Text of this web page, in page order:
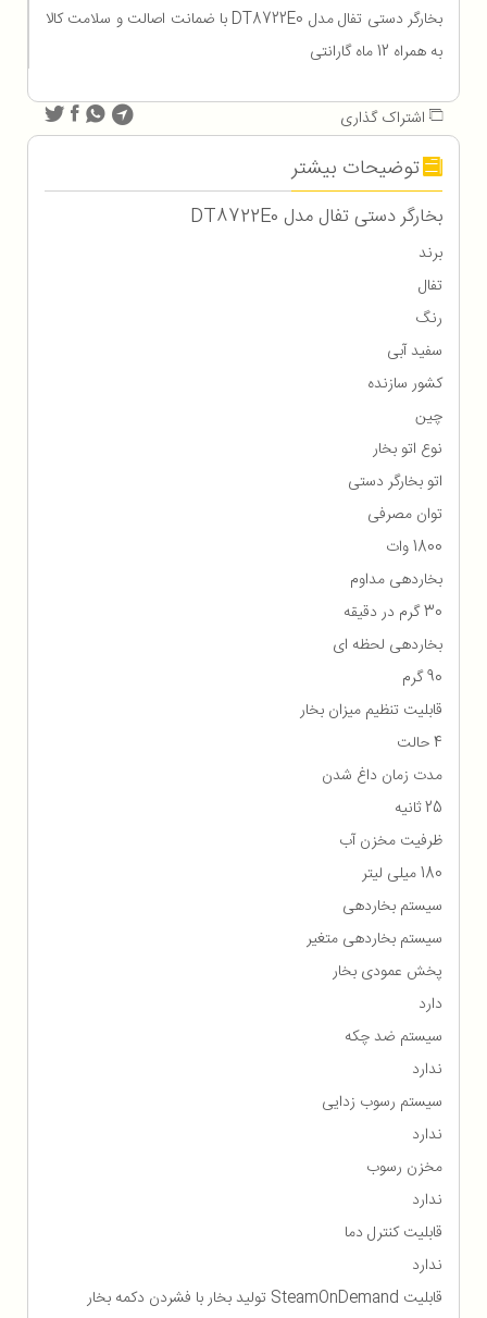
بخارگر دستی تفال مدل DT8722E0 با ضمانت اصالت و سلامت کالا
به همراه 12 ماه گارانتی
اشتراک گذاری
توضیحات بیشتر
بخارگر دستی تفال مدل DT8722E0
برند
تفال
رنگ
سفید آبی
کشور سازنده
چین
نوع اتو بخار
اتو بخارگر دستی
توان مصرفی
1800 وات
بخاردهی مداوم
30 گرم در دقیقه
بخاردهی لحظه ای
90 گرم
قابلیت تنظیم میزان بخار
4 حالت
مدت زمان داغ شدن
25 ثانیه
ظرفیت مخزن آب
180 میلی لیتر
سیستم بخاردهی
سیستم بخاردهی متغیر
پخش عمودی بخار
دارد
سیستم ضد چکه
ندارد
سیستم رسوب زدایی
ندارد
مخزن رسوب
ندارد
قابلیت کنترل دما
ندارد
قابلیت SteamOnDemand تولید بخار با فشردن دکمه بخار